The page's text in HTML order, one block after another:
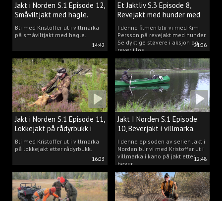
14:42
Jakt i Norden S.1 Episode 12,
Småviltjakt med hagle.
Bli med Kristoffer ut i villmarka
på småviltjakt med hagle.
21:06
Et Jaktliv S.3 Episode 8,
Revejakt med hunder med
Kim Persson.
I denne filmen blir vi med Kim
Persson på revejakt med hunder.
Se dyktige støvere i aksjon og
rever i los.
16:03
Jakt i Norden S.1 Episode 11,
Lokkejakt på rådyrbukk i
villmarka.
Bli med Kristoffer ut i villmarka
på lokkejakt etter rådyrbukk.
12:48
Jakt I Norden S.1 Episode
10, Beverjakt i villmarka.
I denne episoden av serien Jakt i
Norden blir vi med Kristoffer ut i
villmarka i kano på jakt etter
bever.